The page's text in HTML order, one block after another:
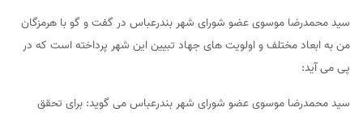
سید محمدرضا موسوی عضو شورای شهر بندرعباس در گفت و گو با هرمزگان
من به ابعاد مختلف و اولویت های جهاد تبیین این شهر پرداخته است که در
پی می آید:
سید محمدرضا موسوی عضو شورای شهر بندرعباس می گوید: برای تحقق